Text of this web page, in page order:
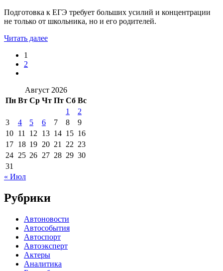
Подготовка к ЕГЭ требует больших усилий и концентрации
не только от школьника, но и его родителей.
Читать далее
1
2
Август 2026
Пн Вт Ср Чт Пт Сб Вс
1
2
3
4 5 6 7 8
9
10 11 12 13 14 15 16
17 18 19 20 21 22 23
24 25 26 27 28 29 30
31
« Июл
Рубрики
Автоновости
Автособытия
Автоспорт
Автоэксперт
Актеры
Аналитика